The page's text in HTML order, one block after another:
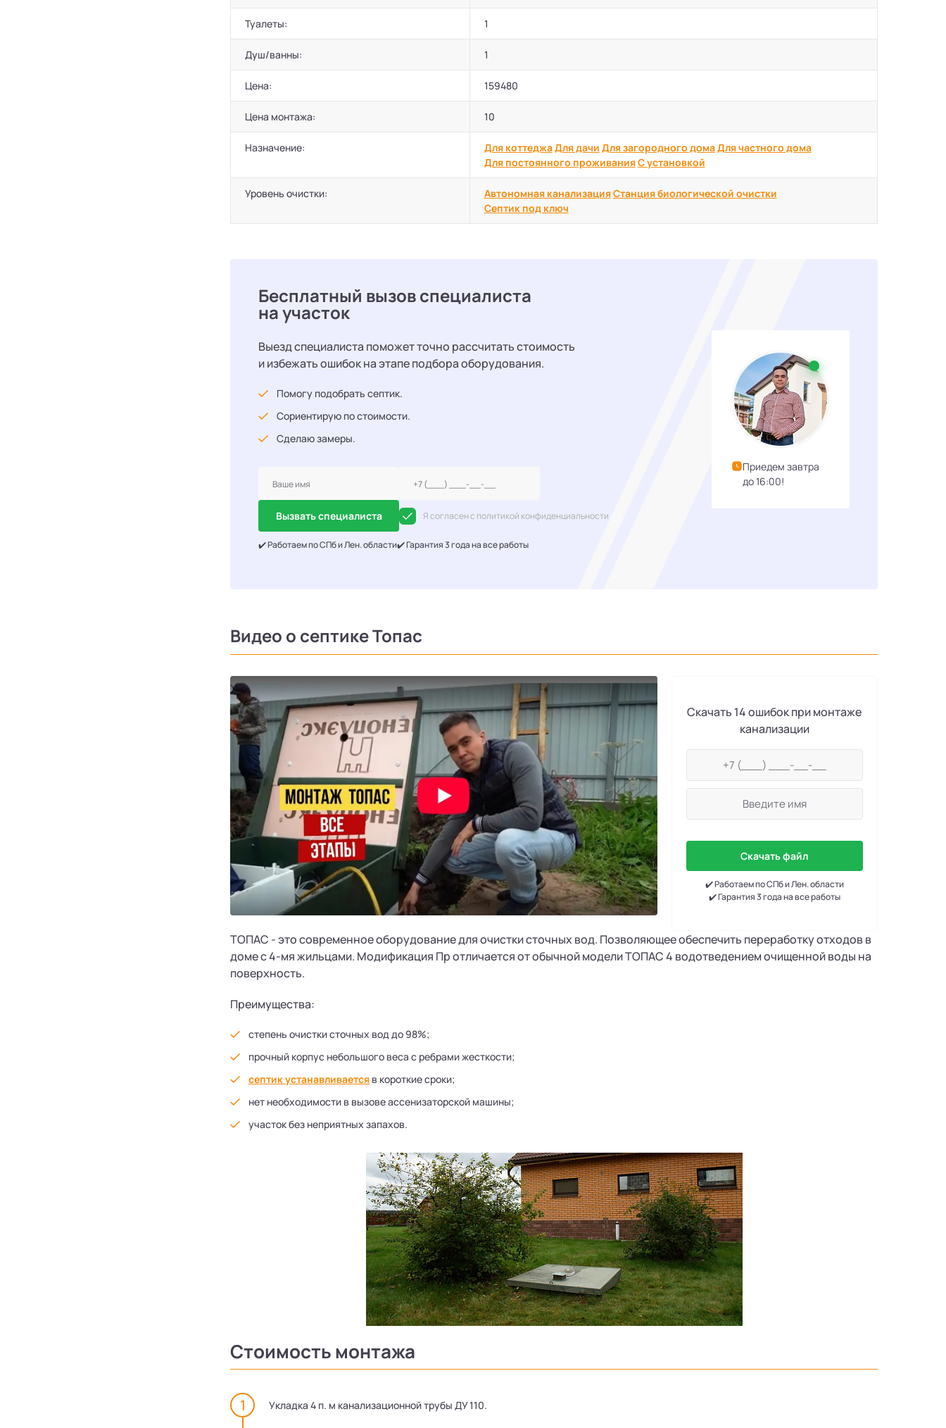
Туалеты: 1
Душ/ванны: 1
Цена: 159480
Цена монтажа: 10
Назначение: Для коттеджаДля дачи Для загородного домаДля частного дома
Для постоянного проживанияС установкой
Уровень очистки: Автономная канализацияСтанция биологической очистки
Септик под ключ
Бесплатный вызов специалиста
на участок
Выезд специалиста поможет точно рассчитать стоимость
и избежать ошибок на этапе подбора оборудования.
Помогу подобрать септик.
Сориентирую по стоимости.
Сделаю замеры.
Вызвать специалиста Я согласен с политикой конфиденциальности
✔️ Работаем по СПб и Лен. области✔️ Гарантия 3 года на все работы
Приедем завтра
до 16:00!
Видео о септике Топас
Скачать 14 ошибок при монтаже
канализации
Скачать файл
✔️ Работаем по СПб и Лен. области
✔️ Гарантия 3 года на все работы
ТОПАС - это современное оборудование для очистки сточных вод. Позволяющее обеспечить переработку отходов в
доме с 4-мя жильцами. Модификация Пр отличается от обычной модели ТОПАС 4 водотведением очищенной воды на
поверхность.
Преимущества:
степень очистки сточных вод до 98%;
прочный корпус небольшого веса с ребрами жесткости;
септик устанавливается в короткие сроки;
нет необходимости в вызове ассенизаторской машины;
участок без неприятных запахов.
Стоимость монтажа
Укладка 4 п. м канализационной трубы ДУ 110.